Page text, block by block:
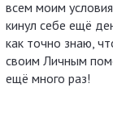
всем моим
кинул себе ещё
как точно знаю,
своим Личным
ещё много раз!